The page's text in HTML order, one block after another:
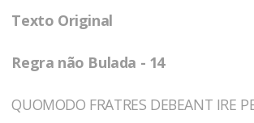
Texto Original
Regra não Bulada - 14
QUOMODO FRATRES DEBEANT IRE